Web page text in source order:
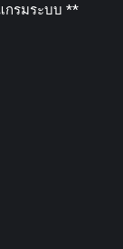
กรมระบบ **